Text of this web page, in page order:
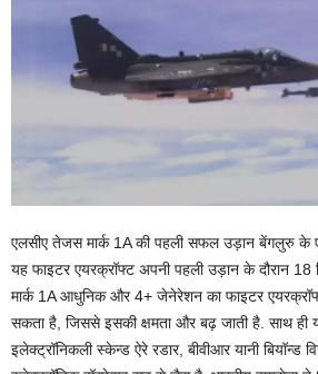
एलसीए तेजस मार्क 1A की पहली सफल उड़ान बेंगलुरु के
यह फाइटर एयरक्रॉफ्ट अपनी पहली उड़ान के दौरान
मार्क 1A आधुनिक और 4+ जेनेरेशन का फाइटर
सकता है, जिससे इसकी क्षमता और बढ़ जाती है. साथ ही
इलेक्ट्रॉनिकली स्केन्ड ऐरे रडार, बीवीआर यानी बियॉन्ड